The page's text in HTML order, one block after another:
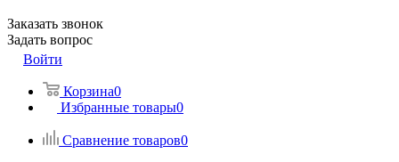
Заказать звонок
Задать вопрос
Войти
Корзина0
Избранные товары0
Сравнение товаров0